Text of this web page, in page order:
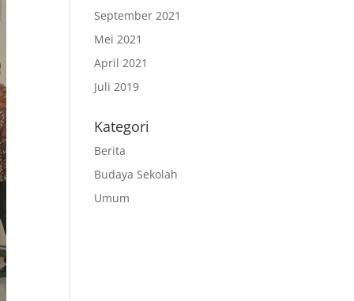
September 2021
Mei 2021
April 2021
Juli 2019
Kategori
Berita
Budaya Sekolah
Umum